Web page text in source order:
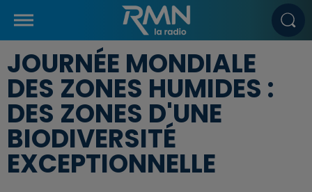
JOURNÉE MONDIALE
DES ZONES HUMIDES :
DES ZONES D'UNE
BIODIVERSITÉ
EXCEPTIONNELLE